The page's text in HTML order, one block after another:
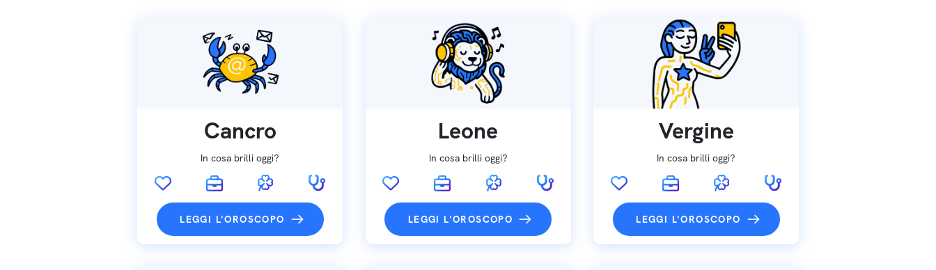
Cancro
In cosa brilli oggi?
LEGGI L'OROSCOPO
Leone
In cosa brilli oggi?
LEGGI L'OROSCOPO
Vergine
In cosa brilli oggi?
LEGGI L'OROSCOPO